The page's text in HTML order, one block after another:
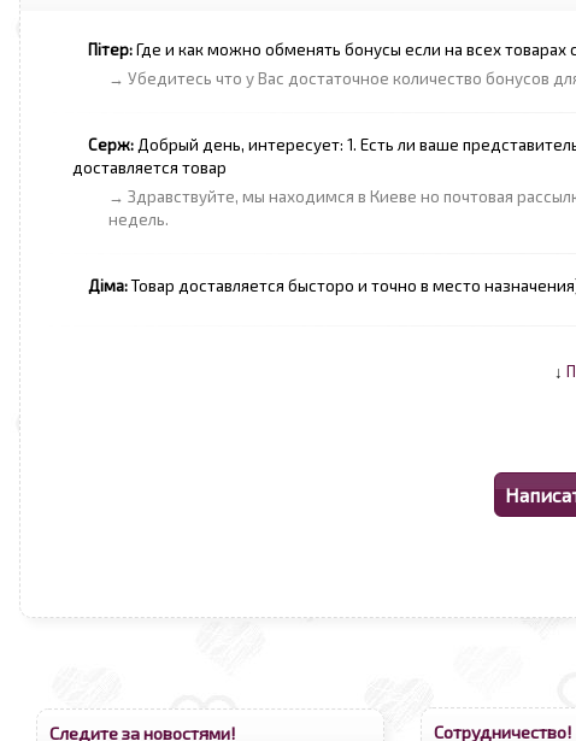
Пітер:Где и как можно обменять бонусы если на всех товарах
→ Убедитесь что у Вас достаточное количество бонусов
Серж: Добрый день, интересует: 1. Есть ли ваше
доставляется товар
→ Здравствуйте, мы находимся в Киеве но почтовая
недель.
Діма:Товар доставляется бысторо и точно в место
↓
Следите за новостями! Сотрудничество!